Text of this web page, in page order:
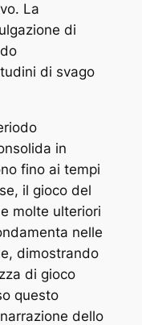
La
di
di svago
in
fino ai tempi
il gioco del
molte ulteriori
nelle
dimostrando
di gioco
questo
dello